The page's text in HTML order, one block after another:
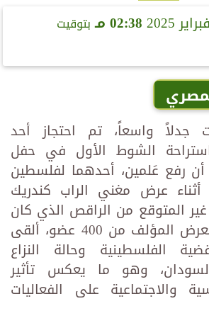
02:38 مـ
بتوقيت
جدلاً واسعاً، تم احتجاز أحد
استراحة الشوط الأول في حفل
أن رفع عَلمين، أحدهما لفلسطين
أثناء عرض مغني الراب كندريك
غير المتوقع من الراقص الذي كان
جزءًا من طاقم العرض المؤلف من 400 عضو، ألقى
الفلسطينية وحالة النزاع
وهو ما يعكس تأثير
والاجتماعية على الفعاليات